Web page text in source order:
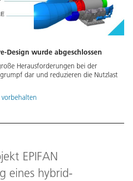
Design wurde abgeschlossen
Herausforderungen bei der
dar und reduzieren die Nutzlast
EPIFAN
eines hybrid-